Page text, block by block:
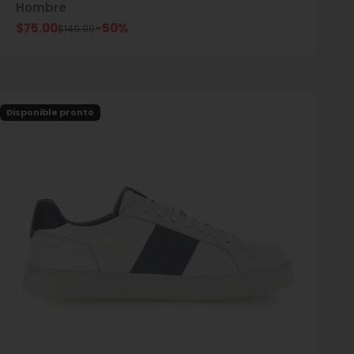
Precio de oferta
$75.00Precio normal
$149.99-50%
Disponible pronto